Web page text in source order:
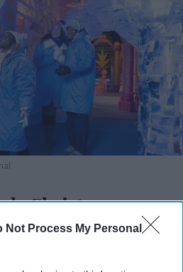
Not Process My Personal
Christmas